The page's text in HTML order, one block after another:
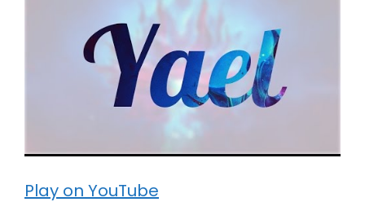
Play on YouTube